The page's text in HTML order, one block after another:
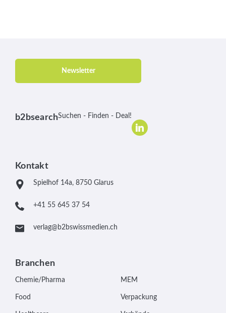
Newsletter
b2bsearchSuchen - Finden - Deal!
Kontakt
Spielhof 14a, 8750 Glarus
+41 55 645 37 54
verlag@b2bswissmedien.ch
Branchen
Chemie/Pharma
Food
MEM
Verpackung